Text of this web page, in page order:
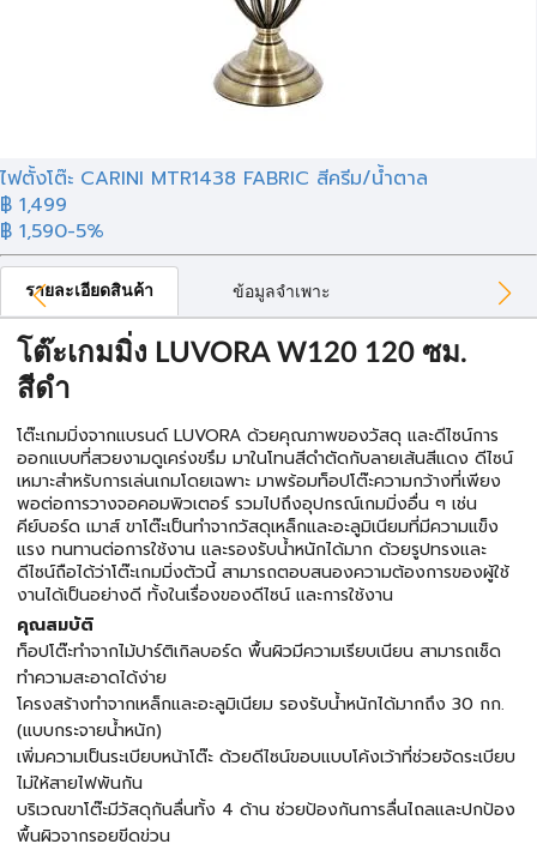
ไฟตั้งโต๊ะ CARINI MTR1438 FABRIC สีครีม/น้ำตาล
฿ 1,499
฿ 1,590-5%
รายละเอียดสินค้า ข้อมูลจำเพาะ
โต๊ะเกมมิ่ง LUVORA W120 120 ซม.
สีดำ
โต๊ะเกมมิ่งจากแบรนด์ LUVORA ด้วยคุณภาพของวัสดุ และดีไซน์การ
ออกแบบที่สวยงามดูเคร่งขรึม มาในโทนสีดำตัดกับลายเส้นสีแดง ดีไซน์
เหมาะสำหรับการเล่นเกมโดยเฉพาะ มาพร้อมท็อปโต๊ะความกว้างที่เพียง
พอต่อการวางจอคอมพิวเตอร์ รวมไปถึงอุปกรณ์เกมมิ่งอื่น ๆ เช่น
คีย์บอร์ด เมาส์ ขาโต๊ะเป็นทำจากวัสดุเหล็กและอะลูมิเนียมที่มีความแข็ง
แรง ทนทานต่อการใช้งาน และรองรับน้ำหนักได้มาก ด้วยรูปทรงและ
ดีไซน์ถือได้ว่าโต๊ะเกมมิ่งตัวนี้ สามารถตอบสนองความต้องการของผู้ใช้
งานได้เป็นอย่างดี ทั้งในเรื่องของดีไซน์ และการใช้งาน
คุณสมบัติ
ท็อปโต๊ะทำจากไม้ปาร์ติเกิลบอร์ด พื้นผิวมีความเรียบเนียน สามารถเช็ด
ทำความสะอาดได้ง่าย
โครงสร้างทำจากเหล็กและอะลูมิเนียม รองรับน้ำหนักได้มากถึง 30 กก.
(แบบกระจายน้ำหนัก)
เพิ่มความเป็นระเบียบหน้าโต๊ะ ด้วยดีไซน์ขอบแบบโค้งเว้าที่ช่วยจัดระเบียบ
ไม่ให้สายไฟพันกัน
บริเวณขาโต๊ะมีวัสดุกันลื่นทั้ง 4 ด้าน ช่วยป้องกันการลื่นไถลและปกป้อง
พื้นผิวจากรอยขีดข่วน